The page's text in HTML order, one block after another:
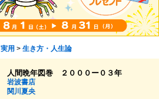
実用 > 生き方・人生論
人間晩年図巻 ２０００ー０３年
岩波書店
関川夏央